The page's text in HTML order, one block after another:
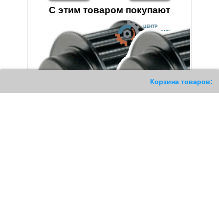
Корзина товаров:
С этим товаром покупают